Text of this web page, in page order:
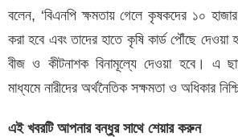
বলেন, ‘বিএনপি ক্ষমতায় গেলে কৃষকদের ১০
করা হবে এবং তাদের হাতে কৃষি কার্ড পৌঁছে
বীজ ও কীটনাশক বিনামূল্যে দেওয়া হবে। এ
মাধ্যমে নারীদের অর্থনৈতিক সক্ষমতা ও অধিকার
এই খবরটি আপনার বন্ধুর সাথে শেয়ার করুন